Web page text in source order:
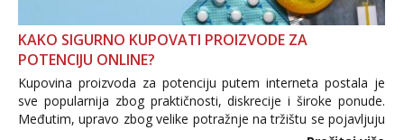
KAKO SIGURNO KUPOVATI PROIZVODE ZA
POTENCIJU ONLINE?
Kupovina proizvoda za potenciju putem interneta postala je
sve popularnija zbog praktičnosti, diskrecije i široke ponude.
Međutim, upravo zbog velike potražnje na tržištu se pojavljuju